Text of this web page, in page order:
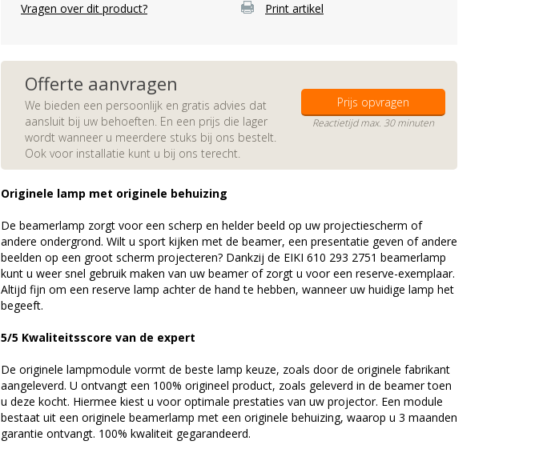
Vragen over dit product?
Print artikel
Offerte aanvragen
We bieden een persoonlijk en gratis advies dat
aansluit bij uw behoeften. En een prijs die lager
wordt wanneer u meerdere stuks bij ons bestelt.
Ook voor installatie kunt u bij ons terecht.
Prijs opvragen
Reactietijd max. 30 minuten
Originele lamp met originele behuizing
De beamerlamp zorgt voor een scherp en helder beeld op uw projectiescherm of
andere ondergrond. Wilt u sport kijken met de beamer, een presentatie geven of andere
beelden op een groot scherm projecteren? Dankzij de EIKI 610 293 2751 beamerlamp
kunt u weer snel gebruik maken van uw beamer of zorgt u voor een reserve-exemplaar.
Altijd fijn om een reserve lamp achter de hand te hebben, wanneer uw huidige lamp het
begeeft.
5/5 Kwaliteitsscore van de expert
De originele lampmodule vormt de beste lamp keuze, zoals door de originele fabrikant
aangeleverd. U ontvangt een 100% origineel product, zoals geleverd in de beamer toen
u deze kocht. Hiermee kiest u voor optimale prestaties van uw projector. Een module
bestaat uit een originele beamerlamp met een originele behuizing, waarop u 3 maanden
garantie ontvangt. 100% kwaliteit gegarandeerd.